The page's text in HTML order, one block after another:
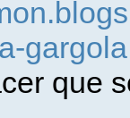
que